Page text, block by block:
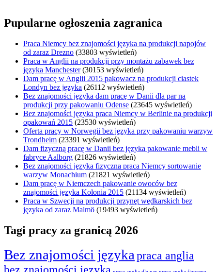
Pupularne ogłoszenia zagranica
Praca Niemcy bez znajomości języka na produkcji napojów
od zaraz Drezno (33803 wyświetleń)
Praca w Anglii na produkcji przy montażu zabawek bez
języka Manchester(30153 wyświetleń)
Dam pracę w Anglii 2015 pakowacz na produkcji ciastek
Londyn bez języka (26112 wyświetleń)
Bez znajomości języka dam pracę w Danii dla par na
produkcji przy pakowaniu Odense (23645 wyświetleń)
Bez znajomości języka praca Niemcy w Berlinie na produkcji
opakowań 2015 (23530 wyświetleń)
Oferta pracy w Norwegii bez języka przy pakowaniu warzyw
Trondheim (23391 wyświetleń)
Dam fizyczną pracę w Danii bez języka pakowanie mebli w
fabryce Aalborg (21826 wyświetleń)
Bez znajomości języka fizyczna praca Niemcy sortowanie
warzyw Monachium (21821 wyświetleń)
Dam pracę w Niemczech pakowanie owoców bez
znajomości języka Kolonia 2015 (21134 wyświetleń)
Praca w Szwecji na produkcji przynęt wędkarskich bez
języka od zaraz Malmö (19493 wyświetleń)
Tagi pracy za granicą 2026
Bez znajomości języka praca anglia
bez znajomości języka